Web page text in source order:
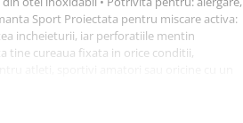
Sport Proiectata pentru miscare activa:
incheieturii, iar perforatiile mentin
tine cureaua fixata in orice conditii,
Sistem quick-release pentru
pentru tranzitia rapida intre antrenament